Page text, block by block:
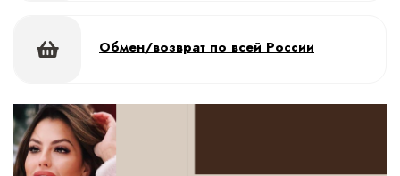
Обмен/возврат по всей России